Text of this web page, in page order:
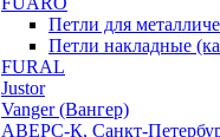
Петли для
Петли накладные
FURAL
Justor
Vanger (Вангер)
АВЕРС-К, Санкт-